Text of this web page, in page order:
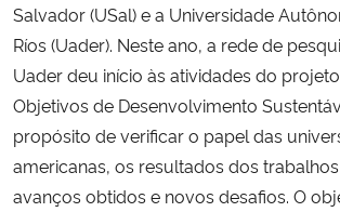
Controladoria-Geral da União
Ministério da Mulher, da Família e dos Direitos
Secretaria-Geral
Secretaria de Governo
Salvador(USal)e a Universidade
Ríos (Uader). Neste ano, a rede de
Uader deu início às atividades do
Objetivos de Desenvolvimento
propósito de verificar o papel das
americanas, os resultados dos
avanços obtidos e novos desafios. O